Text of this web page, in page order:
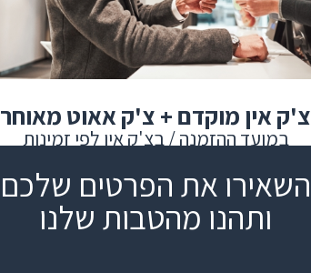
צ'ק אין מוקדם + צ'ק אאוט מאוחר
במועד ההזמנה / בצ'ק אין לפי זמינות
השאירו את הפרטים שלכם
ותהנו מהטבות שלנו